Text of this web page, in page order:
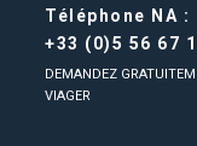
Téléphone NA :
+33 (0)5 56 67
DEMANDEZ
VIAGER